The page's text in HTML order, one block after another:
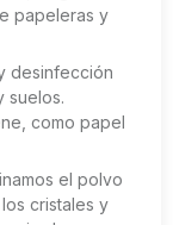
papeleras y
desinfección
suelos.
como papel
el polvo
cristales y